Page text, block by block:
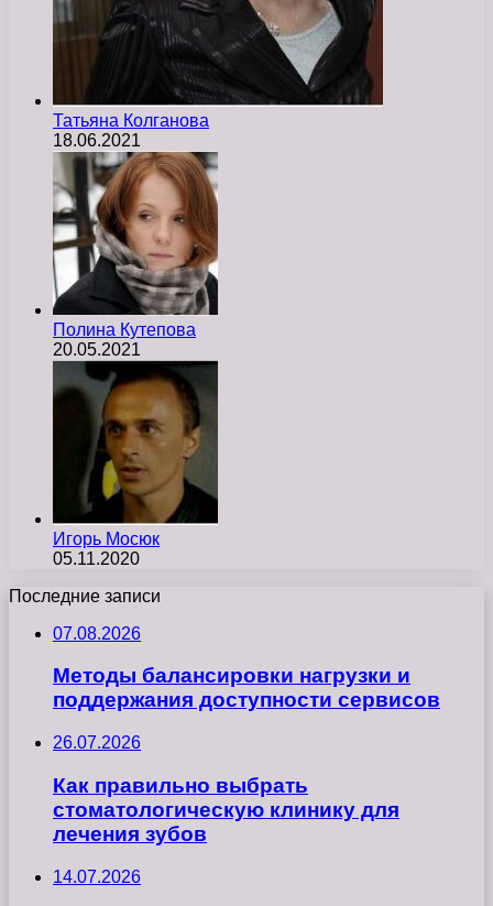
Татьяна Колганова
18.06.2021
Полина Кутепова
20.05.2021
Игорь Мосюк
05.11.2020
Последние записи
07.08.2026
Методы балансировки нагрузки и
поддержания доступности сервисов
26.07.2026
Как правильно выбрать
стоматологическую клинику для
лечения зубов
14.07.2026